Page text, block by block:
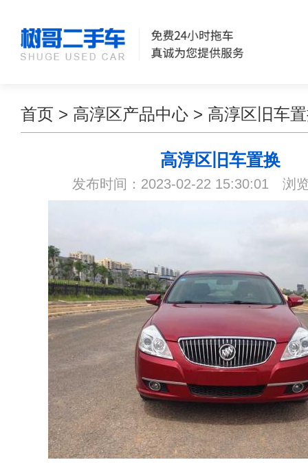
首页 > 高淳区产品中心 > 高淳区旧车
高淳区旧车置换
发布时间：2023-02-22 15:30:01 浏